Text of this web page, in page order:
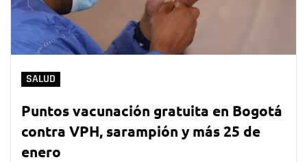
SALUD
Puntos vacunación gratuita en Bogotá
contra VPH, sarampión y más 25 de
enero